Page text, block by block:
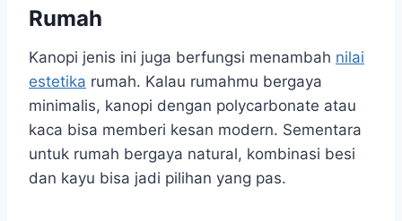
Rumah
Kanopi jenis ini juga berfungsi menambah nilai
estetika rumah. Kalau rumahmu bergaya
minimalis, kanopi dengan polycarbonate atau
kaca bisa memberi kesan modern. Sementara
untuk rumah bergaya natural, kombinasi besi
dan kayu bisa jadi pilihan yang pas.